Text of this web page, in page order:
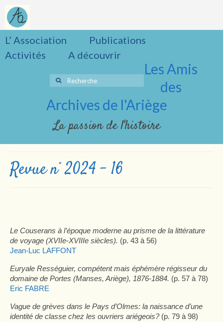
L’ Association
Publications
Activités
A découvrir
Rechercher
:
Les Amis
des
Archives de l'Ariège
La passion de l'histoire
Revue n° 2024 – 16
Le Couserans à l’époque moderne au prisme de la littérature
de voyage (XVIIe-XVIIIe siècles). (p. 43 à 56)
Jean-Luc LAFFONT
Euryale Rességuier, compétent mais éphémère régisseur du
domaine de Portes (Manses, Ariège), 1876-1884. (p. 57 à 78)
Eric FABRE
Vague de grèves dans le Pays d’Olmes: la naissance d’une
identité de classe chez les ouvriers ariégeois?(p. 79 à 98)